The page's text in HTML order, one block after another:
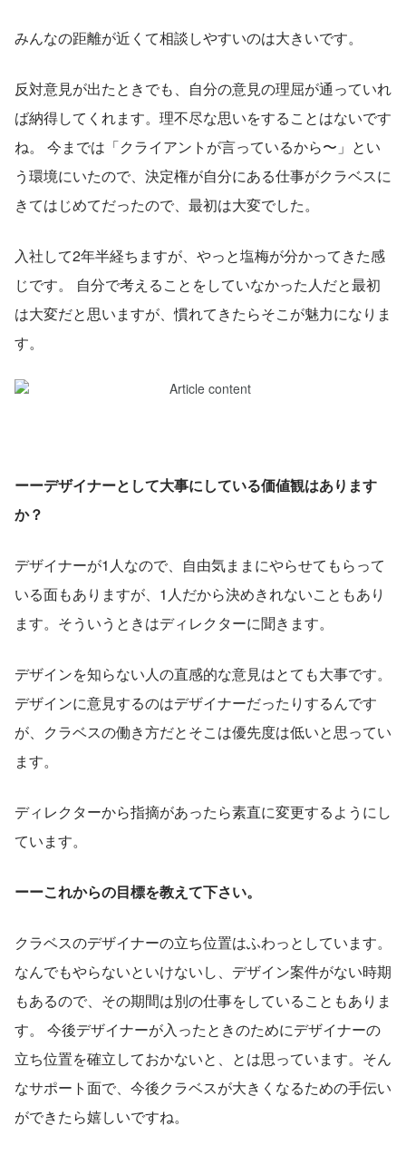
みんなの距離が近くて相談しやすいのは大きいです。
反対意見が出たときでも、自分の意見の理屈が通っていれ
ば納得してくれます。理不尽な思いをすることはないです
ね。 今までは「クライアントが言っているから〜」とい
う環境にいたので、決定権が自分にある仕事がクラベスに
きてはじめてだったので、最初は大変でした。
入社して2年半経ちますが、やっと塩梅が分かってきた感
じです。 自分で考えることをしていなかった人だと最初
は大変だと思いますが、慣れてきたらそこが魅力になりま
す。
ーーデザイナーとして大事にしている価値観はあります
か？
デザイナーが1人なので、自由気ままにやらせてもらって
いる面もありますが、1人だから決めきれないこともあり
ます。そういうときはディレクターに聞きます。
デザインを知らない人の直感的な意見はとても大事です。
デザインに意見するのはデザイナーだったりするんです
が、クラベスの働き方だとそこは優先度は低いと思ってい
ます。
ディレクターから指摘があったら素直に変更するようにし
ています。
ーーこれからの目標を教えて下さい。
クラベスのデザイナーの立ち位置はふわっとしています。
なんでもやらないといけないし、デザイン案件がない時期
もあるので、その期間は別の仕事をしていることもありま
す。 今後デザイナーが入ったときのためにデザイナーの
立ち位置を確立しておかないと、とは思っています。そん
なサポート面で、今後クラベスが大きくなるための手伝い
ができたら嬉しいですね。